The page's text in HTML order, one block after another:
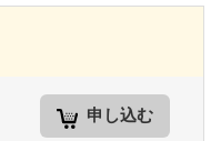
申し込む